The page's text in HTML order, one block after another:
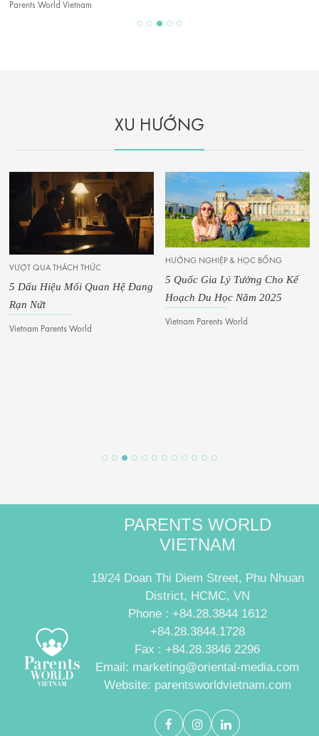
XU HƯỚNG
HƯỚNG NGHIỆP & HỌC BỔNG
5 Quốc Gia Lý Tưởng Cho Kế
Vietnam Parents World
Ý TƯỞNG DIY
8 Món Đồ Chơi Tự Làm Dễ
Thương Cho Bé
PARENTS WORLD
VIETNAM
19/24 Doan Thi Diem Street, Phu Nhuan
District, HCMC, VN
Phone : +84.28.3844 1612
+84.28.3844.1728
Fax : +84.28.3846 2296
Email: marketing@oriental-media.com
Website: parentsworldvietnam.com